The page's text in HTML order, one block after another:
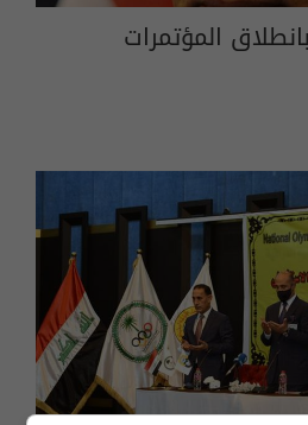
المؤتمرات